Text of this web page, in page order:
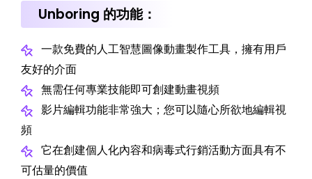
Unboring 的功能：
一款免費的人工智慧圖像動畫製作工具，擁有用戶
友好的介面
無需任何專業技能即可創建動畫視頻
影片編輯功能非常強大；您可以隨心所欲地編輯視
頻
它在創建個人化內容和病毒式行銷活動方面具有不
可估量的價值